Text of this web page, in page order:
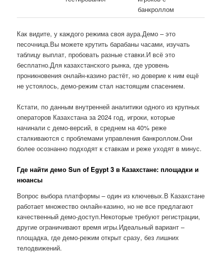
банкроллом
Как видите, у каждого режима своя аура.Демо – это
песочница.Вы можете крутить барабаны часами, изучать
таблицу выплат, пробовать разные ставки.И всё это
бесплатно.Для казахстанского рынка, где уровень
проникновения онлайн-казино растёт, но доверие к ним ещё
не устоялось, демо-режим стал настоящим спасением.
Кстати, по данным внутренней аналитики одного из крупных
операторов Казахстана за 2024 год, игроки, которые
начинали с демо-версий, в среднем на 40% реже
сталкиваются с проблемами управления банкроллом.Они
более осознанно подходят к ставкам и реже уходят в минус.
Где найти демо Sun of Egypt 3 в Казахстане: площадки и
нюансы
Вопрос выбора платформы – один из ключевых.В Казахстане
работает множество онлайн-казино, но не все предлагают
качественный демо-доступ.Некоторые требуют регистрации,
другие ограничивают время игры.Идеальный вариант –
площадка, где демо-режим открыт сразу, без лишних
телодвижений.